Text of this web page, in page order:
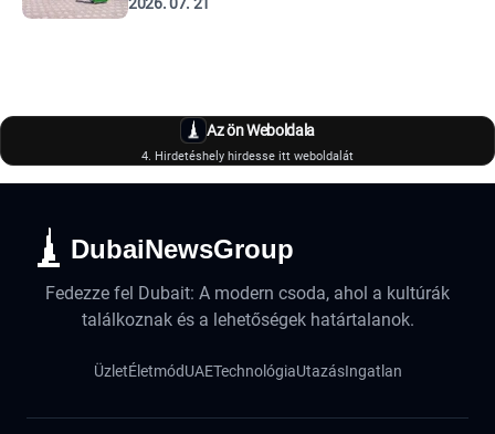
Az ön Weboldala
4. Hirdetéshely hirdesse itt weboldalát
DubaiNewsGroup
Fedezze fel Dubait: A modern csoda, ahol a kultúrák
találkoznak és a lehetőségek határtalanok.
ÜzletÉletmódUAETechnológiaUtazásIngatlan